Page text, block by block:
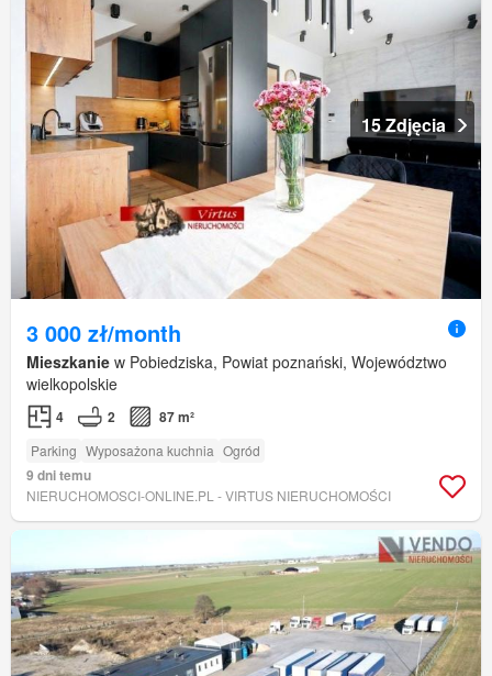
15 Zdjęcia
3 000 zł/month
Mieszkanie w Pobiedziska, Powiat poznański, Województwo
wielkopolskie
4 2 87 m²
Parking Wyposażona kuchnia Ogród
9 dni temu
NIERUCHOMOSCI-ONLINE.PL - VIRTUS NIERUCHOMOŚCI